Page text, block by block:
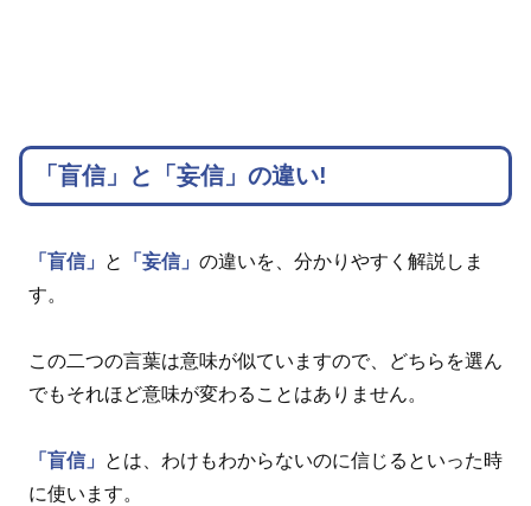
「盲信」と「妄信」の違い!
「盲信」 と 「妄信」 の違いを、分かりやすく解説しま
す。
この二つの言葉は意味が似ていますので、どちらを選ん
でもそれほど意味が変わることはありません。
「盲信」
とは、わけもわからないのに信じるといった時
に使います。